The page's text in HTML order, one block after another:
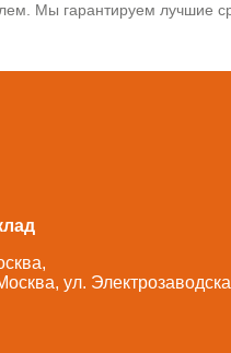
Мы гарантируем лучшие
ул.